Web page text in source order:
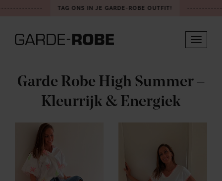
TAG ONS IN JE GARDE-ROBE OUTFIT!
Toggle
Garde Robe High Summer –
Kleurrijk & Energiek